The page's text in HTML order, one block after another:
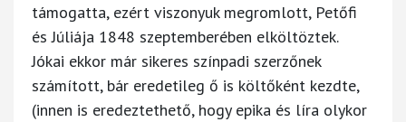
támogatta, ezért viszonyuk megromlott, Petőfi
és Júliája 1848 szeptemberében elköltöztek.
Jókai ekkor már sikeres színpadi szerzőnek
számított, bár eredetileg ő is költőként kezdte,
(innen is eredeztethető, hogy epika és líra olykor